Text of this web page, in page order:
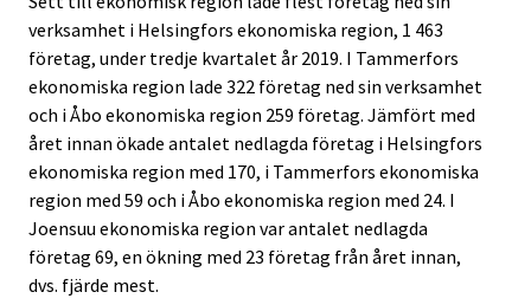
verksamhet i Helsingfors ekonomiska region, 1 463
företag, under tredje kvartalet år 2019. I Tammerfors
ekonomiska region lade 322 företag ned sin verksamhet
och i Åbo ekonomiska region 259 företag. Jämfört med
året innan ökade antalet nedlagda företag i Helsingfors
ekonomiska region med 170, i Tammerfors ekonomiska
region med 59 och i Åbo ekonomiska region med 24. I
Joensuu ekonomiska region var antalet nedlagda
företag 69, en ökning med 23 företag från året innan,
dvs. fjärde mest.